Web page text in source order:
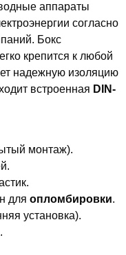
аппараты
согласно
Бокс
крепится к любой
надежную изоляцию
встроенная DIN-
монтаж).
для опломбировки.
установка).